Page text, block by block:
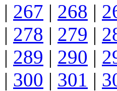
| 267 | 268 |
| 278 | 279 |
| 289 | 290 |
| 300 | 301 |